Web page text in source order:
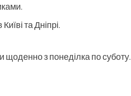
та Дніпрі.
щоденно з понеділка по суботу.